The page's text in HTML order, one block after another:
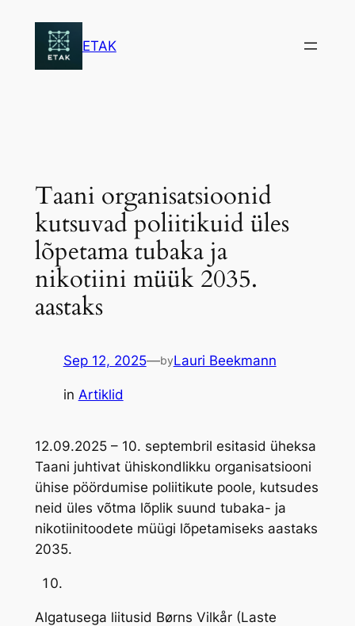
content
ETAK
Taani organisatsioonid
kutsuvad poliitikuid üles
lõpetama tubaka ja
nikotiini müük 2035.
aastaks
Sep 12, 2025—byLauri Beekmann
in Artiklid
12.09.2025 – 10. septembril esitasid üheksa
Taani juhtivat ühiskondlikku organisatsiooni
ühise pöördumise poliitikute poole, kutsudes
neid üles võtma lõplik suund tubaka- ja
nikotiinitoodete müügi lõpetamiseks aastaks
2035.
Algatusega liitusid Børns Vilkår (Laste